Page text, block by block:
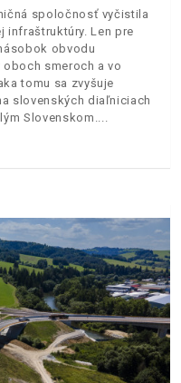
spoločnosť vyčistila
infraštruktúry. Len pre
obvodu
oboch smeroch a vo
tomu sa zvyšuje
slovenských diaľniciach
Slovenskom.